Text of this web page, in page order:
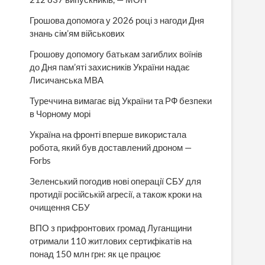
Грошова допомога у 2026 році з нагоди Дня
знань сім’ям військових
Грошову допомогу батькам загиблих воїнів
до Дня пам’яті захисників України надає
Лисичанська МВА
Туреччина вимагає від України та РФ безпеки
в Чорному морі
Україна на фронті вперше використала
робота, який був доставлений дроном —
Forbs
Зеленський погодив нові операції СБУ для
протидії російській агресії, а також кроки на
очищення СБУ
ВПО з прифронтових громад Луганщини
отримали 110 житлових сертифікатів на
понад 150 млн грн: як це працює